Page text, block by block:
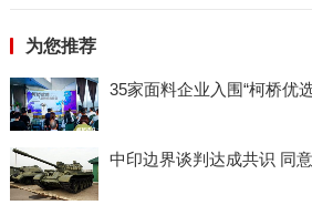
为您推荐
35家面料企业入围“柯桥优
中印边界谈判达成共识 同